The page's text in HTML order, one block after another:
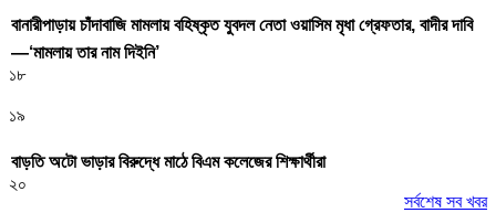
বানারীপাড়ায় চাঁদাবাজি মামলায় বহিষ্কৃত যুবদল নেতা ওয়াসিম মৃধা গ্রেফতার, বাদীর দাবি
—‘মামলায় তার নাম দিইনি’
১৮
১৯
বাড়তি অটো ভাড়ার বিরুদ্ধে মাঠে বিএম কলেজের শিক্ষার্থীরা
২০
সর্বশেষ সব খবর